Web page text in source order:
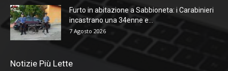
Furto in abitazione a Sabbioneta: i Carabinieri
incastrano una 34enne e...
7 Agosto 2026
Notizie Più Lette